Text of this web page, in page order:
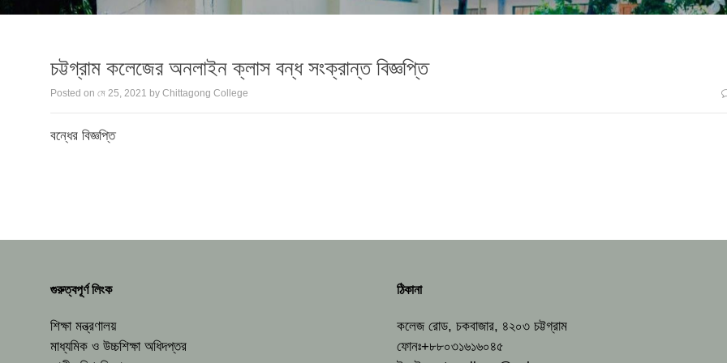
চট্টগ্রাম কলেজের অনলাইন ক্লাস বন্ধ সংক্রান্ত বিজ্ঞপ্তি
Posted on মে 25, 2021 by Chittagong College
বন্ধের বিজ্ঞপ্তি
গুরুত্বপূর্ণ লিংক
শিক্ষা মন্ত্রণালয়
মাধ্যমিক ও উচ্চশিক্ষা অধিদপ্তর
ঠিকানা
কলেজ রোড, চকবাজার, ৪২০৩ চট্টগ্রাম
ফোনঃ+৮৮০৩১৬১৬০৪৫